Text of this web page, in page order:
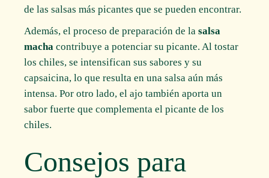
de las salsas más picantes que se pueden encontrar.
Además, el proceso de preparación de lasalsa
macha contribuye a potenciar su picante. Al tostar
los chiles, se intensifican sus sabores y su
capsaicina, lo que resulta en una salsa aún más
intensa. Por otro lado, el ajo también aporta un
sabor fuerte que complementa el picante de los
chiles.
Consejos para